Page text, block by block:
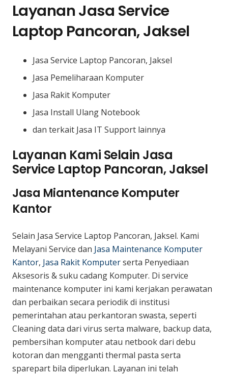
Layanan Jasa Service
Laptop Pancoran, Jaksel
Jasa Service Laptop Pancoran, Jaksel
Jasa Pemeliharaan Komputer
Jasa Rakit Komputer
Jasa Install Ulang Notebook
dan terkait Jasa IT Support lainnya
Layanan Kami Selain Jasa
Service Laptop Pancoran, Jaksel
Jasa Miantenance Komputer
Kantor
Selain Jasa Service Laptop Pancoran, Jaksel. Kami
Melayani Service dan Jasa Maintenance Komputer
Kantor, Jasa Rakit Komputerserta Penyediaan
Aksesoris & suku cadang Komputer. Di service
maintenance komputer ini kami kerjakan perawatan
dan perbaikan secara periodik di institusi
pemerintahan atau perkantoran swasta, seperti
Cleaning data dari virus serta malware, backup data,
pembersihan komputer atau netbook dari debu
kotoran dan mengganti thermal pasta serta
sparepart bila diperlukan. Layanan ini telah